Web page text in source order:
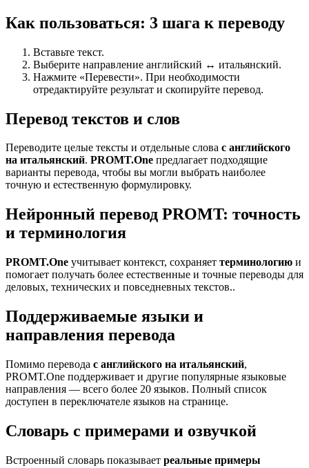
Как пользоваться: 3 шага к переводу
Вставьте текст.
Выберите направление английский ↔ итальянский.
Нажмите «Перевести». При необходимости
отредактируйте результат и скопируйте перевод.
Перевод текстов и слов
Переводите целые тексты и отдельные слова с английского
на итальянский. PROMT.One предлагает подходящие
варианты перевода, чтобы вы могли выбрать наиболее
точную и естественную формулировку.
Нейронный перевод PROMT: точность
и терминология
PROMT.One учитывает контекст, сохраняет терминологию и
помогает получать более естественные и точные переводы для
деловых, технических и повседневных текстов..
Поддерживаемые языки и
направления перевода
Помимо перевода с английского на итальянский,
PROMT.One поддерживает и другие популярные языковые
направления — всего более 20 языков. Полный список
доступен в переключателе языков на странице.
Словарь с примерами и озвучкой
Встроенный словарь показывает реальные примеры